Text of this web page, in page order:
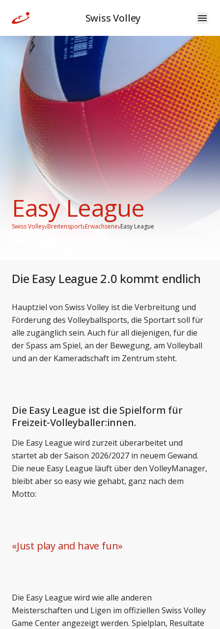
Swiss Volley
Easy League
Swiss Volley›Breitensport›Erwachsene›Easy League
Die Easy League 2.0 kommt endlich
Hauptziel von Swiss Volley ist die Verbreitung und
Förderung des Volleyballsports, die Sportart soll für
alle zugänglich sein. Auch für all diejenigen, für die
der Spass am Spiel, an der Bewegung, am Volleyball
und an der Kameradschaft im Zentrum steht.
Die Easy League ist die Spielform für
Freizeit-Volleyballer:innen.
Die Easy League wird zurzeit überarbeitet und
startet ab der Saison 2026/2027 in neuem Gewand.
Die neue Easy League läuft über den VolleyManager,
bleibt aber so easy wie gehabt, ganz nach dem
Motto:
«Just play and have fun»
Die Easy League wird wie alle anderen
Meisterschaften und Ligen im offiziellen Swiss Volley
Game Center angezeigt werden. Spielplan, Resultate